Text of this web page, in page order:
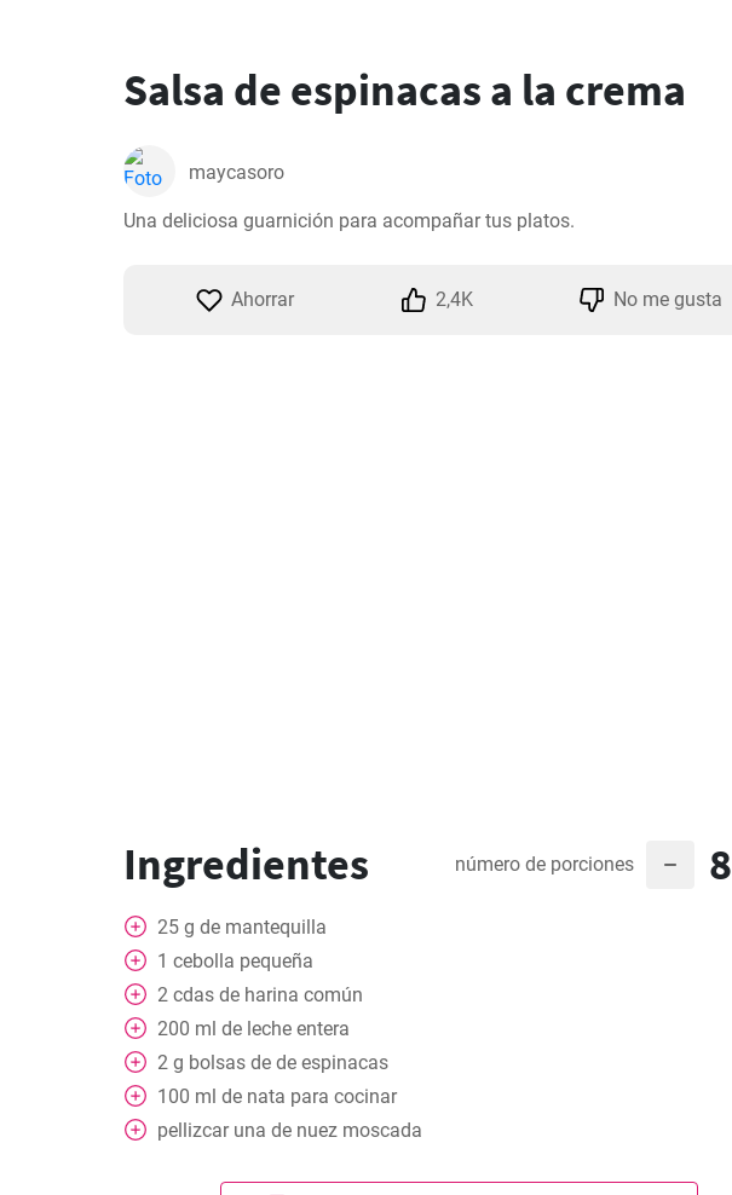
Salsa de espinacas a la crema
maycasoro
Una deliciosa guarnición para acompañar tus platos.
Ahorrar 2,4K No me gusta
Ingredientes número de porciones 8
25 g de mantequilla
1 cebolla pequeña
2 cdas de harina común
200 ml de leche entera
2 g bolsas de de espinacas
100 ml de nata para cocinar
pellizcar una de nuez moscada